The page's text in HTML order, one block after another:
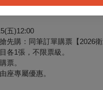
五)12:00
先購：同筆訂單購票【2026
各1張，不限票級。
票。
座專屬優惠。